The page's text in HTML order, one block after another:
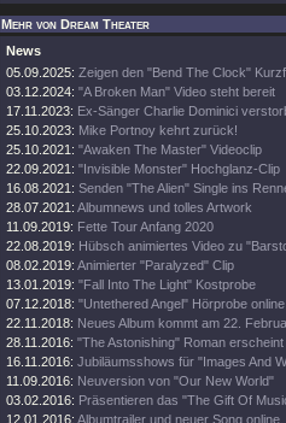
Mehr von Dream Theater
News
05.09.2025: Zeigen den "Bend The Clock"
03.12.2024: "A Broken Man" Video steht bereit
17.11.2023: Ex-Sänger Charlie Dominici
25.10.2023: Mike Portnoy kehrt zurück!
25.10.2021: "Awaken The Master" Videoclip
22.09.2021: "Invisible Monster" Hochglanz-Clip
16.08.2021: Senden "The Alien" Single ins
28.07.2021: Albumnews und tolles Artwork
11.09.2019: Fette Tour Anfang 2020
22.08.2019: Hübsch animiertes Video zu
08.02.2019: Animierter "Paralyzed" Clip
13.01.2019: "Fall Into The Light" Kostprobe
07.12.2018: "Untethered Angel" Hörprobe online
22.11.2018: Neues Album kommt am 22.
28.11.2016: "The Astonishing" Roman erscheint
16.11.2016: Jubiläumsshows für "Images And
11.09.2016: Neuversion von "Our New World"
03.02.2016: Präsentieren das "The Gift Of
12.01.2016: Albumtrailer und neuer Song online.